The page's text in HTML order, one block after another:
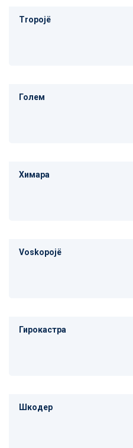
Tropojë
Голем
Химара
Voskopojë
Гирокастра
Шкодер